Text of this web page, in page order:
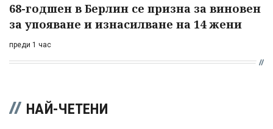
68-годшен в Берлин се призна за виновен
за упояване и изнасилване на 14 жени
преди 1 час
НАЙ-ЧЕТЕНИ